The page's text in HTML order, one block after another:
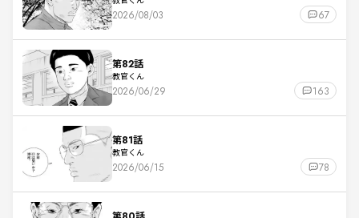
2026/08/03 67
第82話
教官くん
2026/06/29 163
第81話
教官くん
2026/06/15 78
第80話